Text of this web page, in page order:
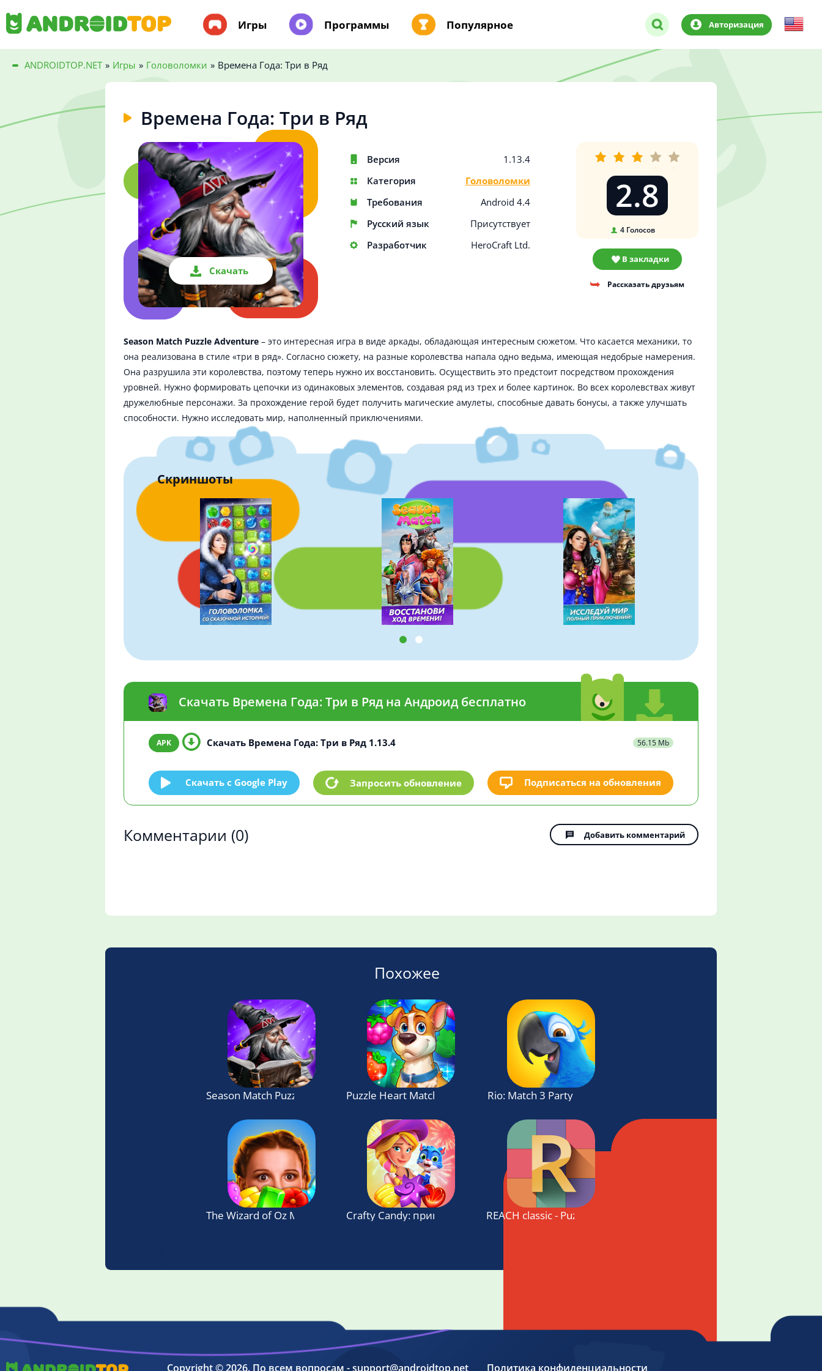
Игры Программы Популярное Авторизация
ANDROIDTOP.NET » Игры » Головоломки » Времена Года: Три в Ряд
Времена Года: Три в Ряд
Скачать
Версия
1.13.4
Категория
Головоломки
Требования
Android 4.4
Русский язык
Присутствует
Разработчик
HeroCraft Ltd.
2.8
4Голосов
В закладки
Рассказать друзьям
Season Match Puzzle Adventure – это интересная игра в виде аркады, обладающая интересным сюжетом. Что касается механики, то
она реализована в стиле «три в ряд». Согласно сюжету, на разные королевства напала одно ведьма, имеющая недобрые намерения.
Она разрушила эти королевства, поэтому теперь нужно их восстановить. Осуществить это предстоит посредством прохождения
уровней. Нужно формировать цепочки из одинаковых элементов, создавая ряд из трех и более картинок. Во всех королевствах живут
дружелюбные персонажи. За прохождение герой будет получить магические амулеты, способные давать бонусы, а также улучшать
способности. Нужно исследовать мир, наполненный приключениями.
Скриншоты
Скачать Времена Года: Три в Ряд на Андроид бесплатно
Скачать Времена Года: Три в Ряд 1.13.4 56.15 Mb
Скачать c Google Play Запросить обновление Подписаться на обновления
Комментарии (0) Добавить комментарий
Похожее
Season Match Puzzle AdventurePuzzle Heart Match-3 AdventureRio: Match 3 Party
The Wizard of Oz Magic Match 3Crafty Candy: приключения в игре «три в ряд»REACH classic - Puzzle Game - Match 3
Copyright © 2026. По всем вопросам - support@androidtop.net Политика конфиденциальности